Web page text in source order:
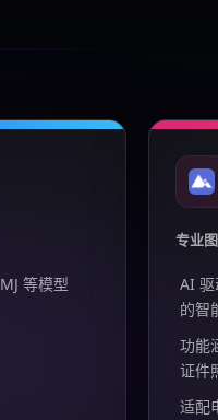
等模型
专业
AI 驱
的智
功能
证件
适配